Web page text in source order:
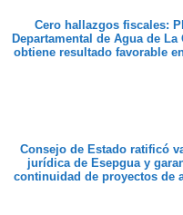
Cero hallazgos fiscales:
Departamental de Agua de La
obtiene resultado favorable
Consejo de Estado ratificó
jurídica de Esepgua y
continuidad de proyectos de